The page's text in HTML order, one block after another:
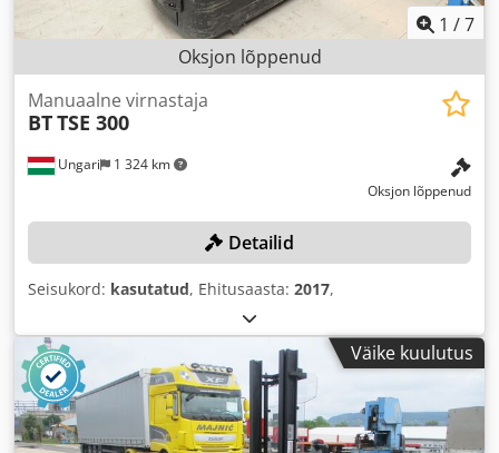
1 /7
Oksjon lõppenud
Ungari 1 324 km
Manuaalne virnastaja
BTTSE 300
Oksjon lõppenud
Detailid
Seisukord: kasutatud, Ehitusaasta: 2017,
Väike kuulutus